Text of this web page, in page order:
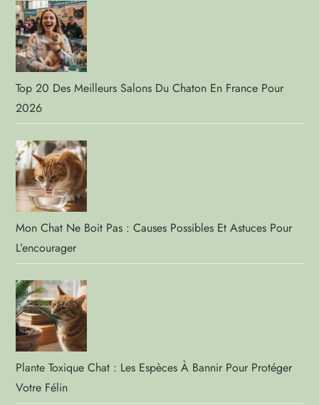
Top 20 Des Meilleurs Salons Du Chaton En France Pour
2026
Mon Chat Ne Boit Pas : Causes Possibles Et Astuces Pour
L’encourager
Plante Toxique Chat : Les Espèces À Bannir Pour Protéger
Votre Félin